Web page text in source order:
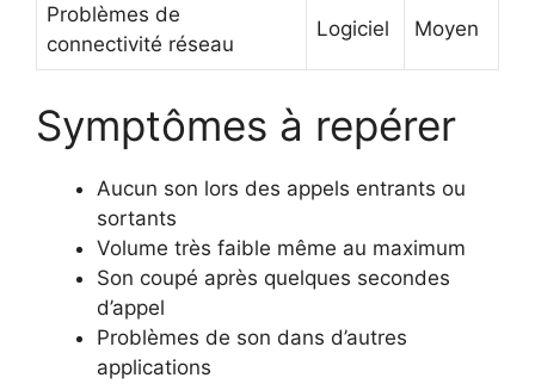
Problèmes de
connectivité réseau
Logiciel Moyen
Symptômes à repérer
Aucun son lors des appels entrants ou
sortants
Volume très faible même au maximum
Son coupé après quelques secondes
d’appel
Problèmes de son dans d’autres
applications